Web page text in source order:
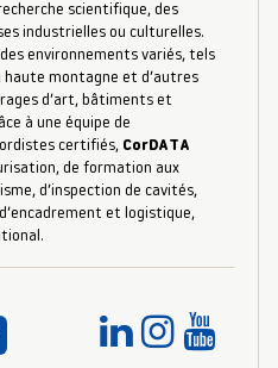
scientifique, des
industrielles ou culturelles.
environnements variés, tels
haute montagne et d’autres
d’art, bâtiments et
à une équipe de
certifiés, CorDATA
de formation aux
d’inspection de cavités,
et logistique,